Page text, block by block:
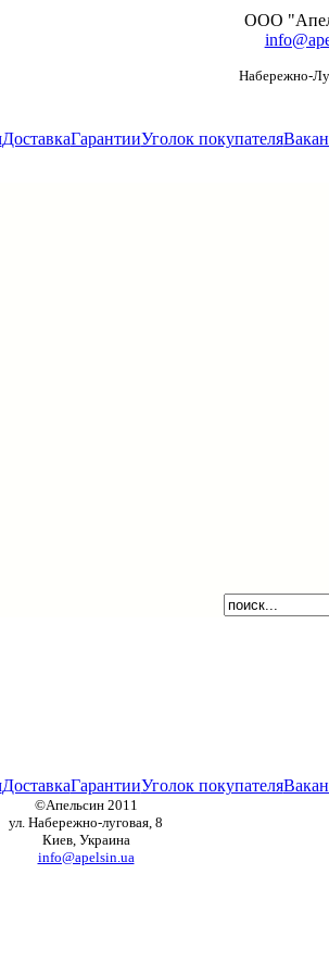
ООО
Набережно-
ДоставкаГарантииУголок покупателя
ДоставкаГарантииУголок покупателя
©Апельсин 2011
ул. Набережно-луговая, 8
Киев, Украина
info@apelsin.ua